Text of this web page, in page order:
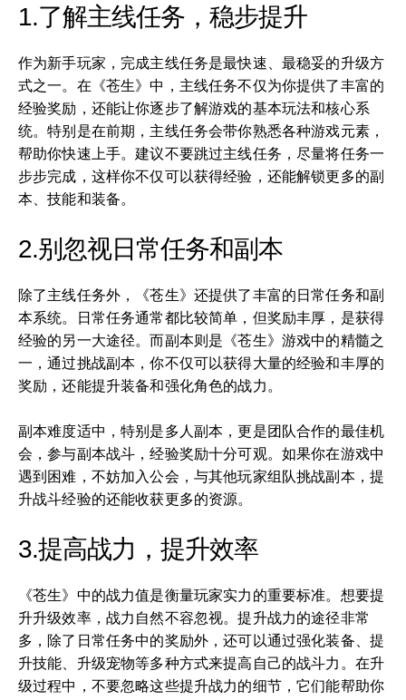
1.了解主线任务，稳步提升
作为新手玩家，完成主线任务是最快速、最稳妥的升级方
式之一。在《苍生》中，主线任务不仅为你提供了丰富的
经验奖励，还能让你逐步了解游戏的基本玩法和核心系
统。特别是在前期，主线任务会带你熟悉各种游戏元素，
帮助你快速上手。建议不要跳过主线任务，尽量将任务一
步步完成，这样你不仅可以获得经验，还能解锁更多的副
本、技能和装备。
2.别忽视日常任务和副本
除了主线任务外，《苍生》还提供了丰富的日常任务和副
本系统。日常任务通常都比较简单，但奖励丰厚，是获得
经验的另一大途径。而副本则是《苍生》游戏中的精髓之
一，通过挑战副本，你不仅可以获得大量的经验和丰厚的
奖励，还能提升装备和强化角色的战力。
副本难度适中，特别是多人副本，更是团队合作的最佳机
会，参与副本战斗，经验奖励十分可观。如果你在游戏中
遇到困难，不妨加入公会，与其他玩家组队挑战副本，提
升战斗经验的还能收获更多的资源。
3.提高战力，提升效率
《苍生》中的战力值是衡量玩家实力的重要标准。想要提
升升级效率，战力自然不容忽视。提升战力的途径非常
多，除了日常任务中的奖励外，还可以通过强化装备、提
升技能、升级宠物等多种方式来提高自己的战斗力。在升
级过程中，不要忽略这些提升战力的细节，它们能帮助你